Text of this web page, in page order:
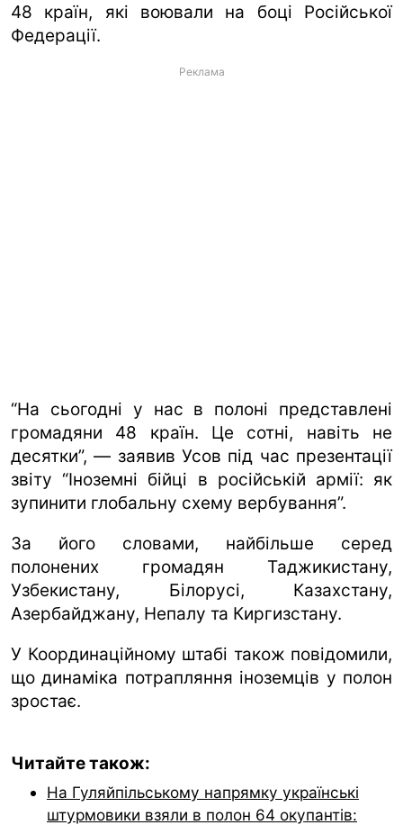
48 країн, які воювали на боці Російської
Федерації.
Реклама
“На сьогодні у нас в полоні представлені
громадяни 48 країн. Це сотні, навіть не
десятки”, — заявив Усов під час презентації
звіту “Іноземні бійці в російській армії: як
зупинити глобальну схему вербування”.
За його словами, найбільше серед
полонених громадян Таджикистану,
Узбекистану, Білорусі, Казахстану,
Азербайджану, Непалу та Киргизстану.
У Координаційному штабі також повідомили,
що динаміка потрапляння іноземців у полон
зростає.
Читайте також:
На Гуляйпільському напрямку українські
штурмовики взяли в полон 64 окупантів: